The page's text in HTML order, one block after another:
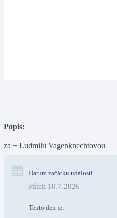
Popis:
za + Ludmilu Vagenknechtovou
Datum začátku události
Pátek 10.7.2026
Tento den je: